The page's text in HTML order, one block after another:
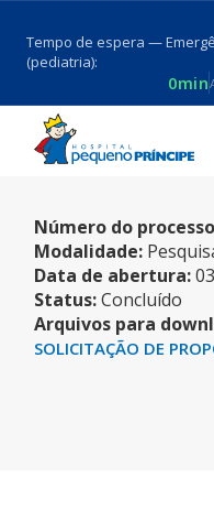
Tempo de espera —
(pediatria):
0min
Número do
Modalidade:
Data de abertura:
Status:Concluído
Arquivos para
SOLICITAÇÃO DE